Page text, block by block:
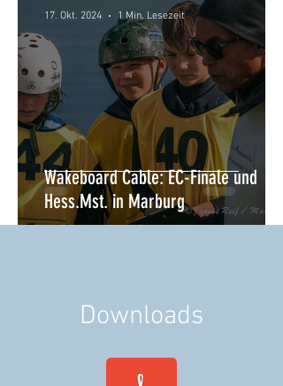
Wakeboard Cable: EC-Finale und
Hess.Mst. in Marburg
17. Okt. 2024 1 Min. Lesezeit
Downloads